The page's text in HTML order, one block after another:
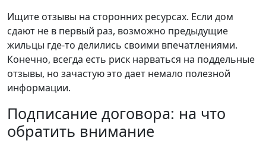
Ищите отзывы на сторонних ресурсах. Если дом
сдают не в первый раз, возможно предыдущие
жильцы где-то делились своими впечатлениями.
Конечно, всегда есть риск нарваться на поддельные
отзывы, но зачастую это дает немало полезной
информации.
Подписание договора: на что
обратить внимание